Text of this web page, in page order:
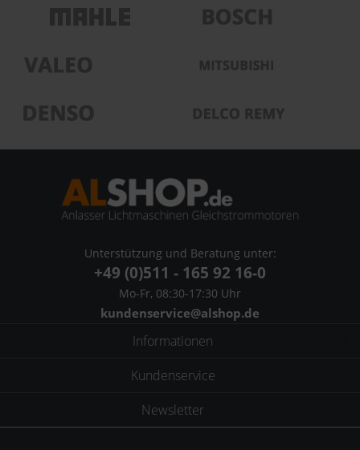
Unterstützung und Beratung unter:
+49 (0)511 - 165 92 16-0
Mo-Fr, 08:30-17:30 Uhr
kundenservice@alshop.de
Informationen
Kundenservice
Newsletter